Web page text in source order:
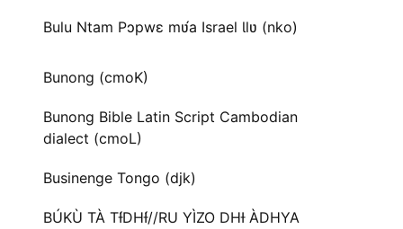
Bulu Ntam Pɔpwɛ mʋ́a Israel Ɩlʋ (nko)
Bunong (cmoK)
Bunong Bible Latin Script Cambodian
dialect (cmoL)
Businenge Tongo (djk)
BÚKÙ TÀ TƗ́DHƗ́//RU YÌZO DHƗ ÀDHYA